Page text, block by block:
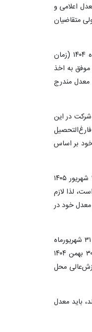
اعلامی و
متقاضیان
تبصره ‌۱: فارغ‌التحصیلان سنوات قبل و همچنین آن دسته از متقاضیانی که تا تاریخ ۱۶ آذرماه ۱۴۰۴ (زمان
به اخذ
معدل مندرج
شرکت در این
آزمون (تاریخ ۱۶ آذرماه ۱۴۰۴) همچنان دانشجو بوده‌اند و حداکثر تا تاریخ ۳۰ بهمن ۱۴۰۴ فارغ‌التحصیل
بر اساس
تبصره ۳: از آنجائیکه ملاک گزینش نهایی برای آن دسته از متقاضیانی که حداکثر تا تاریخ ۳۱ شهریور ۱۴۰۵
خواهند شد؛ میانگین نمرات واحدهای گذرانده شده آنان تا تاریخ ۳۰ بهمن ۱۴۰۴ است، لذا لازم
تیر ۱۴۰۵) نسبت به ویرایش معدل خود در
یادآوری مهم: دانشجویان سال آخر مقاطع کارشناسی پیوسته یا ناپیوسته که حداکثر تا تاریخ ۳۱ شهریورماه
۱۴۰۵ فارغ‌التحصیل خواهند شد باید اصل فرم تکمیل شده معدل واحدهای گذرانده تا تاریخ ۳۰ بهمن ۱۴۰۴
محل
باید معدل